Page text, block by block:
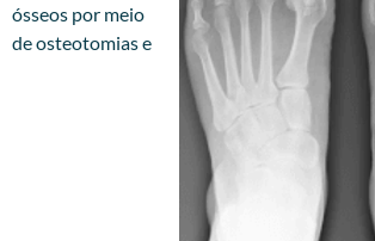
ósseos por meio
de osteotomias e